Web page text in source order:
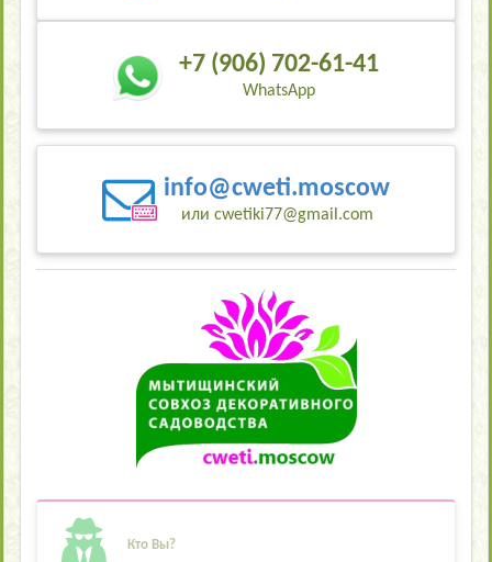
+7 (906) 702-61-41
WhatsApp
info@cweti.moscow
или cwetiki77@gmail.com
Кто Вы?